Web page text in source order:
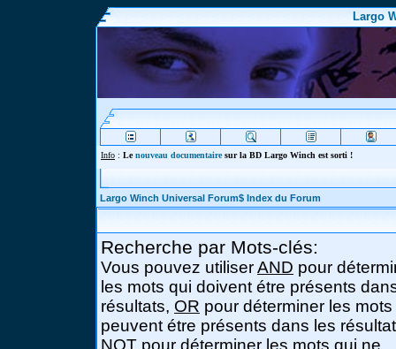
Largo
Info : Lenouveau documentairesur la BD Largo Winch est sorti !
Largo Winch Universal Forum$ Index du Forum
Recherche par Mots-clés:
Vous pouvez utiliserAND pour
les mots qui doivent étre présents
résultats, OR pour déterminer les
peuvent étre présents dans les
NOT pour déterminer les mots qui ne